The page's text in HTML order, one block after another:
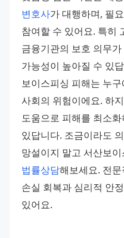
변호사가 대행하며, 필
참여할 수 있어요. 특히
금융기관의 보호 의무
가능성이 높아질 수 있
보이스피싱 피해는 누
사회의 위험이에요. 하
도움으로 피해를 최소
있답니다. 조금이라도
법률상담해보세요. 전
손실 회복과 심리적 안
있어요.